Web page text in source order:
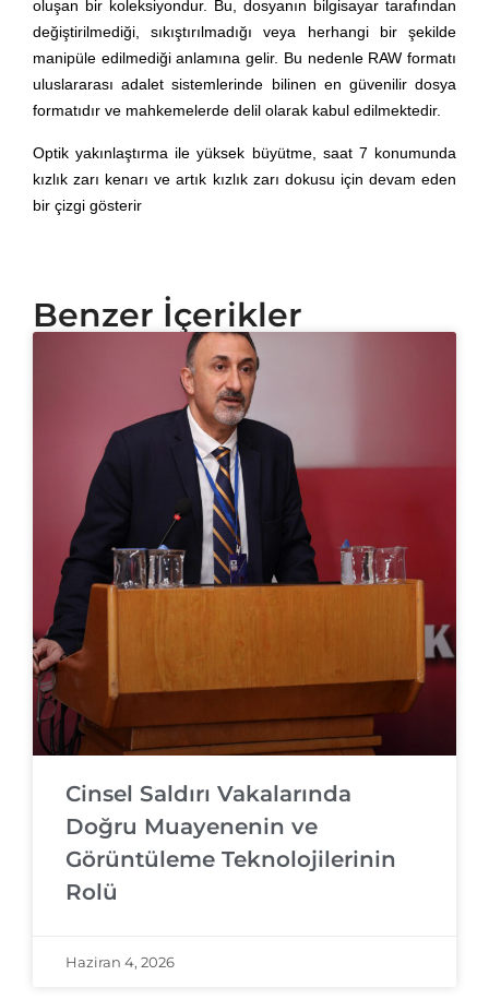
oluşan bir koleksiyondur. Bu, dosyanın bilgisayar tarafından
değiştirilmediği, sıkıştırılmadığı veya herhangi bir şekilde
manipüle edilmediği anlamına gelir. Bu nedenle RAW formatı
uluslararası adalet sistemlerinde bilinen en güvenilir dosya
formatıdır ve mahkemelerde delil olarak kabul edilmektedir.
Optik yakınlaştırma ile yüksek büyütme, saat 7 konumunda
kızlık zarı kenarı ve artık kızlık zarı dokusu için devam eden
bir çizgi gösterir
Benzer İçerikler
Cinsel Saldırı Vakalarında
Doğru Muayenenin ve
Görüntüleme Teknolojilerinin
Rolü
Haziran 4, 2026